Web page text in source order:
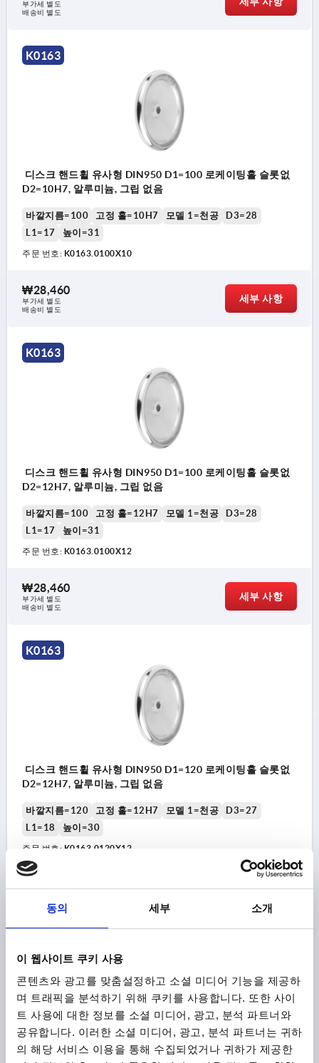
동의 세부 소개
이 웹사이트 쿠키 사용
콘텐츠와 광고를 맞춤설정하고 소셜 미디어 기능을 제공하
며 트래픽을 분석하기 위해 쿠키를 사용합니다. 또한 사이
트 사용에 대한 정보를 소셜 미디어, 광고, 분석 파트너와
공유합니다. 이러한 소셜 미디어, 광고, 분석 파트너는 귀하
의 해당 서비스 이용을 통해 수집되었거나 귀하가 제공한
부가세 별도
배송비 별도
K0163
디스크 핸드휠 유사형 DIN950 D1=100 로케이팅홀 슬롯없
D2=10H7, 알루미늄, 그립 없음
바깥지름=100 고정 홀=10H7 모델 1=천공
D3=28
L1=17
높이=31
주문 번호: K0163.0100X10
₩28,460
부가세 별도
배송비 별도
세부 사항
K0163
디스크 핸드휠 유사형 DIN950 D1=100 로케이팅홀 슬롯없
D2=12H7, 알루미늄, 그립 없음
바깥지름=100 고정 홀=12H7 모델 1=천공
D3=28
L1=17
높이=31
주문 번호: K0163.0100X12
₩28,460
부가세 별도
배송비 별도
세부 사항
K0163
디스크 핸드휠 유사형 DIN950 D1=120 로케이팅홀 슬롯없
D2=12H7, 알루미늄, 그립 없음
바깥지름=120 고정 홀=12H7 모델 1=천공
D3=27
L1=18
높이=30
주문 번호: K0163.0120X12
배송비 별도